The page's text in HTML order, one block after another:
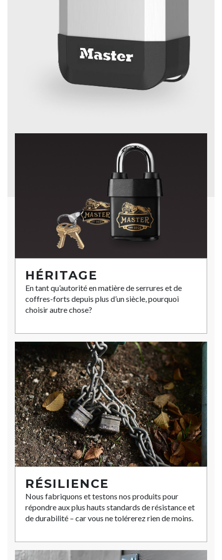
HÉRITAGE
En tant qu’autorité en matière de serrures et de
coffres-forts depuis plus d’un siècle, pourquoi
choisir autre chose?
RÉSILIENCE
Nous fabriquons et testons nos produits pour
répondre aux plus hauts standards de résistance et
de durabilité – car vous ne tolérerez rien de moins.